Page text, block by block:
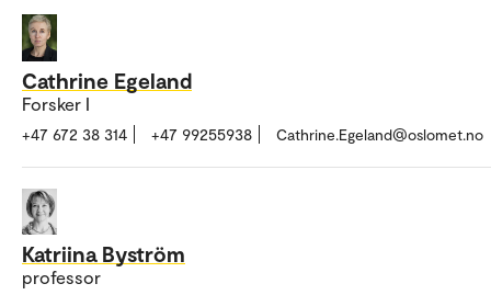
Cathrine Egeland
Forsker I
+47 672 38 314 +47 99255938 Cathrine.Egeland@oslomet.no
Katriina Byström
professor